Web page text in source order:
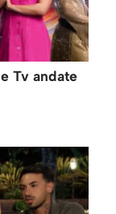
Tv andate